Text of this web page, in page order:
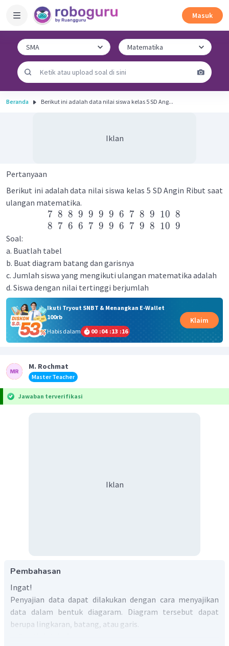
Masuk
Beranda Berikut ini adalah data nilai siswa kelas 5 SD Ang...
Iklan
Pertanyaan
Berikut ini adalah data nilai siswa kelas 5 SD Angin Ribut saat
ulangan matematika.
7 8 8 9 9 9 9 6 7 8 9 10 8
8 7 6 6 7 9 9 6 7 9 8 10 9
Soal:
a. Buatlah tabel
b. Buat diagram batang dan garisnya
c. Jumlah siswa yang mengikuti ulangan matematika adalah
d. Siswa dengan nilai tertinggi berjumlah
Ikuti Tryout SNBT & Menangkan E-Wallet
100rb
Habis dalam
00 :04 :13 :15
Klaim
M. Rochmat
Master Teacher
Jawaban terverifikasi
Iklan
Pembahasan
Ingat!
Penyajian data dapat dilakukan dengan cara menyajikan
data dalam bentuk diagaram. Diagram tersebut dapat
berupa lingkaran, batang, atau garis.